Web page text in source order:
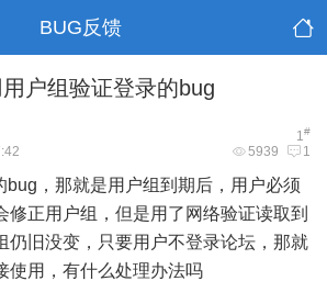
BUG反馈
户组验证登录的bug
1#
5939 1
bug，那就是用户组到期后，用户必须
修正用户组，但是用了网络验证读取到
仍旧没变，只要用户不登录论坛，那就
使用，有什么处理办法吗